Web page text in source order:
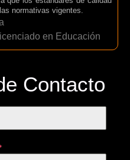
normativas vigentes.
en Educación
Contacto